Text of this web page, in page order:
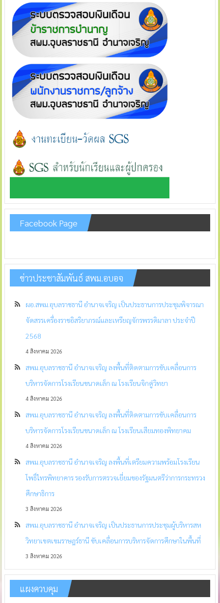
Facebook Page
ข่าวประชาสัมพันธ์ สพม.อบอจ
ผอ.สพม.อุบลราชธานี อำนาจเจริญ เป็นประธานการประชุมพิจารณา
จัดสรรเครื่องราชอิสริยาภรณ์และเหรียญจักรพรรดิมาลา ประจำปี
2568
4 สิงหาคม 2026
สพม.อุบลราชธานี อำนาจเจริญ ลงพื้นที่ติดตามการขับเคลื่อนการ
บริหารจัดการโรงเรียนขนาดเล็ก ณ โรงเรียนจิกดู่วิทยา
4 สิงหาคม 2026
สพม.อุบลราชธานี อำนาจเจริญ ลงพื้นที่ติดตามการขับเคลื่อนการ
บริหารจัดการโรงเรียนขนาดเล็ก ณ โรงเรียนเสียมทองพิทยาคม
4 สิงหาคม 2026
สพม.อุบลราชธานี อำนาจเจริญ ลงพื้นที่เตรียมความพร้อมโรงเรียน
โพธิ์ไทรพิทยาคาร รองรับการตรวจเยี่ยมของรัฐมนตรีว่าการกระทรวง
ศึกษาธิการ
3 สิงหาคม 2026
สพม.อุบลราชธานี อำนาจเจริญ เป็นประธานการประชุมผู้บริหารสห
วิทยาเขตเขมราษฎร์ธานี ขับเคลื่อนการบริหารจัดการศึกษาในพื้นที่
3 สิงหาคม 2026
แผงควบคุม